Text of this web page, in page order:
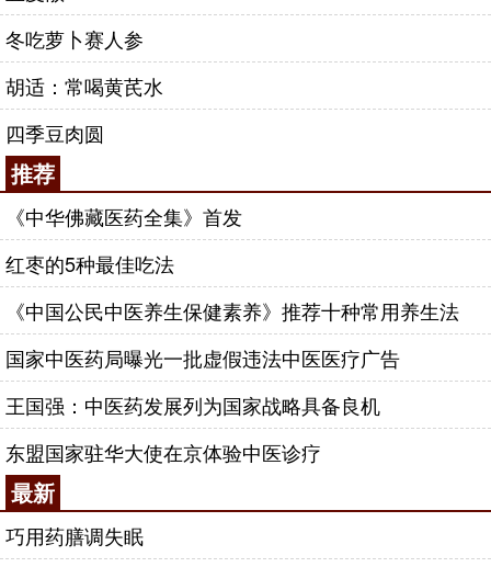
冬吃萝卜赛人参
胡适：常喝黄芪水
四季豆肉圆
推荐
《中华佛藏医药全集》首发
红枣的5种最佳吃法
《中国公民中医养生保健素养》推荐十种常用养生法
国家中医药局曝光一批虚假违法中医医疗广告
王国强：中医药发展列为国家战略具备良机
东盟国家驻华大使在京体验中医诊疗
最新
巧用药膳调失眠